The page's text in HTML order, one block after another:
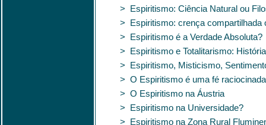
> Espiritismo: Ciência Natural ou
> Espiritismo: crença compartilhada
> Espiritismo é a Verdade Absoluta?
> Espiritismo e Totalitarismo:
> Espiritismo, Misticismo,
> O Espiritismo é uma fé
> O Espiritismo na Áustria
> Espiritismo na Universidade?
> Espiritismo na Zona Rural